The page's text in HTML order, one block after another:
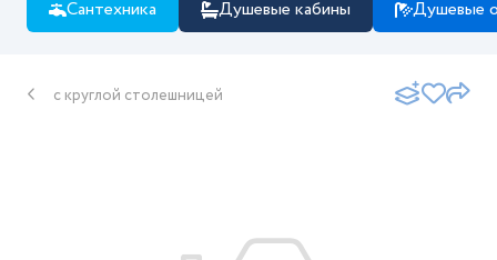
Сантехника Душевые кабины Душевые
с круглой столешницей